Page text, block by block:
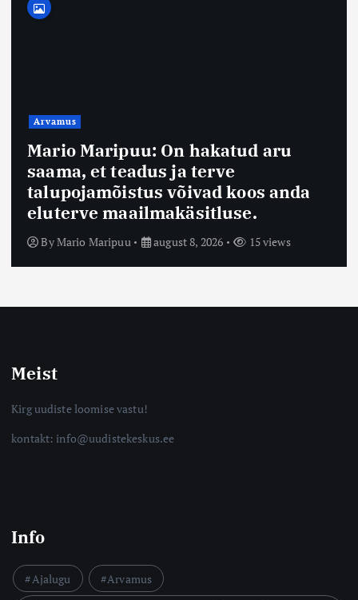
Arvamus
Mario Maripuu: On hakatud aru
saama, et teadus ja terve
talupojamõistus võivad koos anda
eluterve maailmakäsitluse.
ByMario Maripuu august 8, 2026 15 views
Meist
Kirg uudiste loomise vastu!
kontakt: info@uudistekeskus.ee
Info
Ajalugu
Arvamus